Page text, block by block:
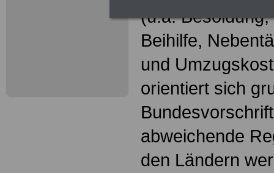
(u.a.
Beihilfe,
und
orientiert sich
abweichende
den Ländern